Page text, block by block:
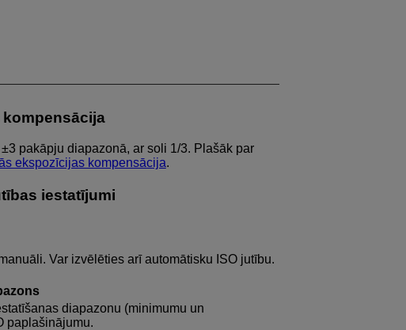
pakāpju diapazonā, ar soli 1/3. Plašāk par
ekspozīcijas kompensācija.
iestatījumi
Var izvēlēties arī automātisku ISO jutību.
diapazonu (minimumu un
paplašinājumu.